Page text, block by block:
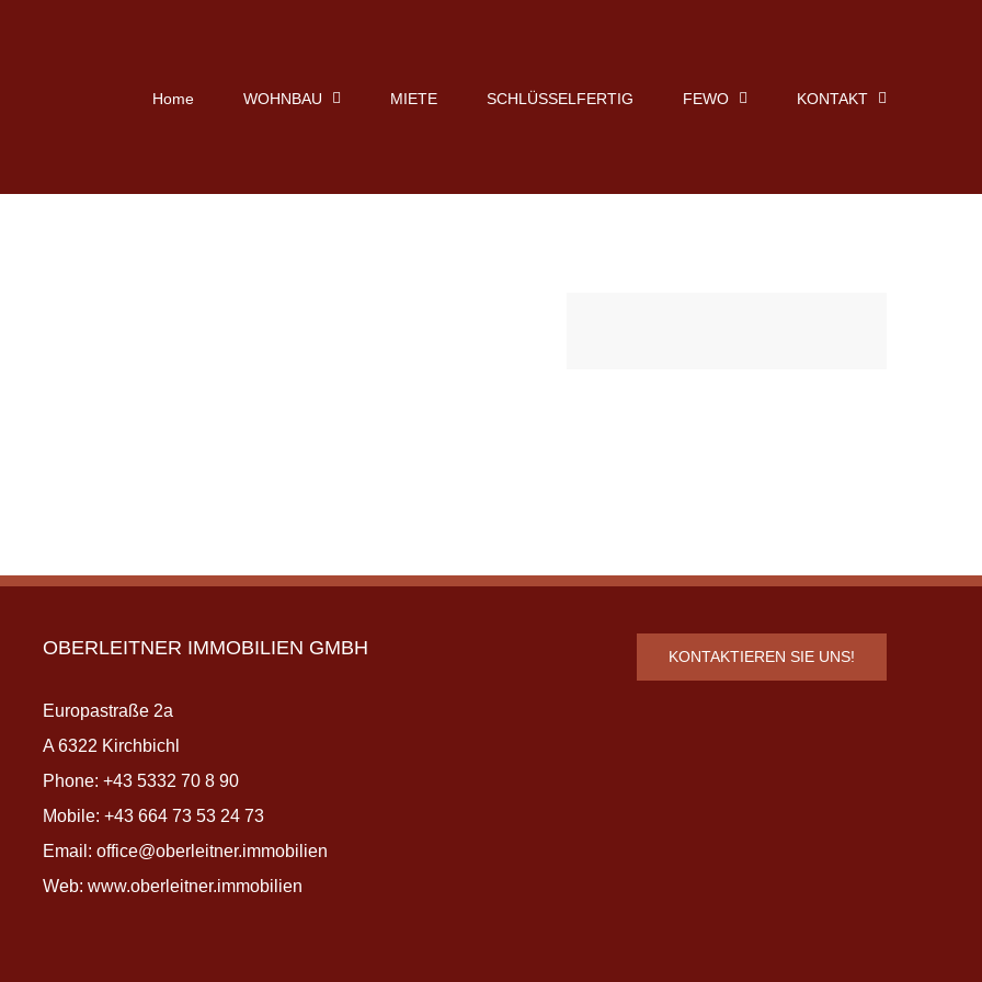
Home WOHNBAU MIETE SCHLÜSSELFERTIG FEWO KONTAKT
OBERLEITNER IMMOBILIEN GMBH
Europastraße 2a
A 6322 Kirchbichl
Phone: +43 5332 70 8 90
Mobile: +43 664 73 53 24 73
Email: office@oberleitner.immobilien
Web: www.oberleitner.immobilien
KONTAKTIEREN SIE UNS!